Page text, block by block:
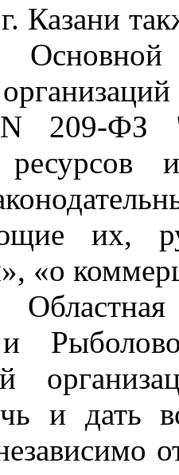
Казани
N 209-ФЗ
их,
«о
и
и дать